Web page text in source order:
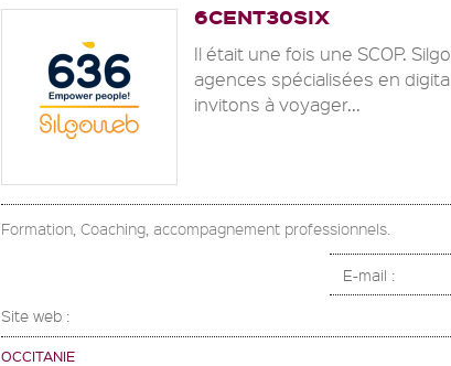
6CENT30SIX
Il était une fois une SCOP.
agences spécialisées en
invitons à voyager...
Formation, Coaching, accompagnement professionnels.
E-mail :
Site web :
OCCITANIE